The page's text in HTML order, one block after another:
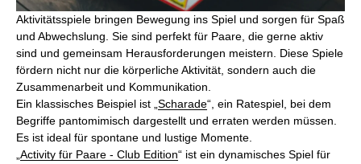
Aktivitätsspiele bringen Bewegung ins Spiel und sorgen für Spaß
und Abwechslung. Sie sind perfekt für Paare, die gerne aktiv
sind und gemeinsam Herausforderungen meistern. Diese Spiele
fördern nicht nur die körperliche Aktivität, sondern auch die
Zusammenarbeit und Kommunikation.
Ein klassisches Beispiel ist „ Scharade“, ein Ratespiel, bei dem
Begriffe pantomimisch dargestellt und erraten werden müssen.
Es ist ideal für spontane und lustige Momente.
Activity für Paare - Club Edition“ ist ein dynamisches Spiel für